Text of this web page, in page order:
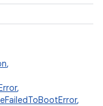
,
,
,